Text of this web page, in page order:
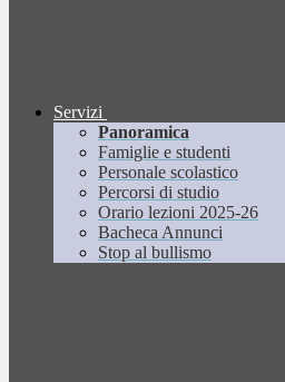
Servizi
Panoramica
Famiglie e studenti
Personale scolastico
Percorsi di studio
Orario lezioni 2025-26
Bacheca Annunci
Stop al bullismo